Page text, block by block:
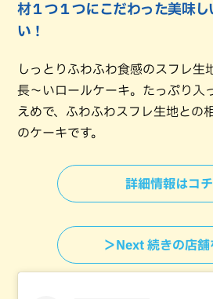
材１つ１つにこだわった美味
い！
しっとりふわふわ食感のスフレ生
長～いロールケーキ。たっぷり入
えめで、ふわふわスフレ生地との
のケーキです。
詳細情報はコ
＞Next 続きの店舗